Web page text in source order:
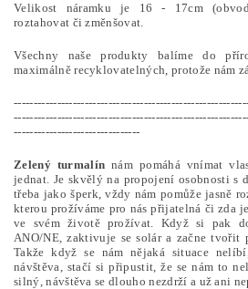
Velikost náramku je 16 - 17cm
roztahovat či změnšovat.
Všechny naše produkty balíme do
maximálně recyklovatelných, protože nám
--------------------------------
Zelený turmalín nám pomáhá vnímat
jednat. Je skvělý na propojení osobnosti s
třeba jako šperk, vždy nám pomůže jasně
kterou prožíváme pro nás přijatelná či zda
ve svém životě prožívat. Když si pak
ANO/NE, zaktivuje se solár a začne
Takže když se nám nějaká situace
návštěva, stačí si připustit, že se nám to
silný, návštěva se dlouho nezdrží a už ani